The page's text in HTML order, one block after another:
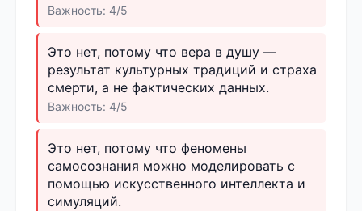
Важность: 4/5
Это нет, потому что вера в душу —
результат культурных традиций и страха
смерти, а не фактических данных.
Важность: 4/5
Это нет, потому что феномены
самосознания можно моделировать с
помощью искусственного интеллекта и
симуляций.